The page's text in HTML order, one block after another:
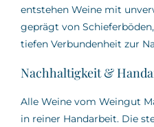
entstehen Weine mit
geprägt von
tiefen Verbundenheit zur
Nachhaltigkeit &
Alle Weine vom Weingut
in reiner Handarbeit. Die